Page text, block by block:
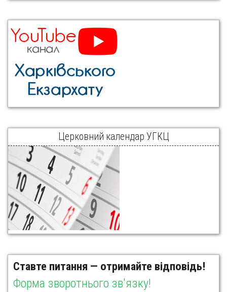
Церковний календар УГКЦ
Ставте питання — отримайте відповідь!
Форма зворотнього зв'язку!